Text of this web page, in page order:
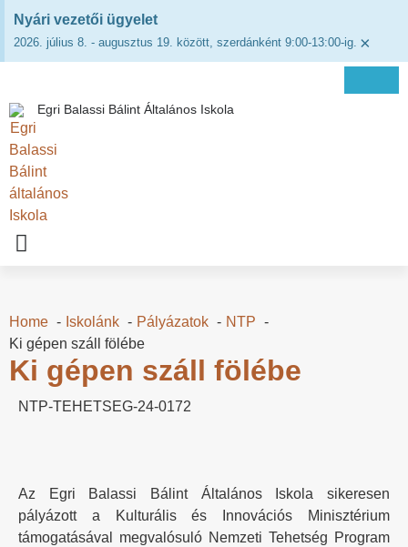
Nyári vezetői ügyelet
2026. július 8. - augusztus 19. között, szerdánként 9:00-13:00-ig. ×
Egri Balassi Bálint Általános Iskola
Home Iskolánk Pályázatok
NTP
Ki gépen száll fölébe
Ki gépen száll fölébe
NTP-TEHETSEG-24-0172
Az Egri Balassi Bálint Általános Iskola sikeresen
pályázott a Kulturális és Innovációs Minisztérium
támogatásával megvalósuló Nemzeti Tehetség Program